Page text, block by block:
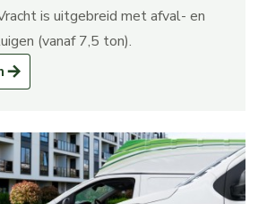
is uitgebreid met afval- en
(vanaf 7,5 ton).